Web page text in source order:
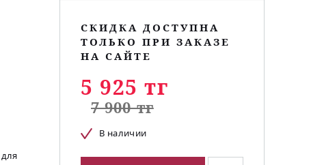
СКИДКА ДОСТУПНА
ТОЛЬКО ПРИ ЗАКАЗЕ
НА САЙТЕ
5 925 тг
7 900 тг
В наличии